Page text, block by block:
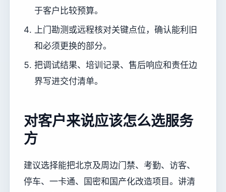
于客户比较预算。
上门勘测或远程核对关键点位，确认能利旧
和必须更换的部分。
把调试结果、培训记录、售后响应和责任边
界写进交付清单。
对客户来说应该怎么选服务
方
建议选择能把北京及周边门禁、考勤、访客、
停车、一卡通、国密和国产化改造项目。讲清